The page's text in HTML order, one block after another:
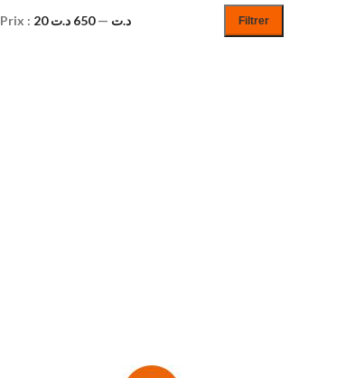
Filtrer
Prix : 20 د.ت —650 د.ت